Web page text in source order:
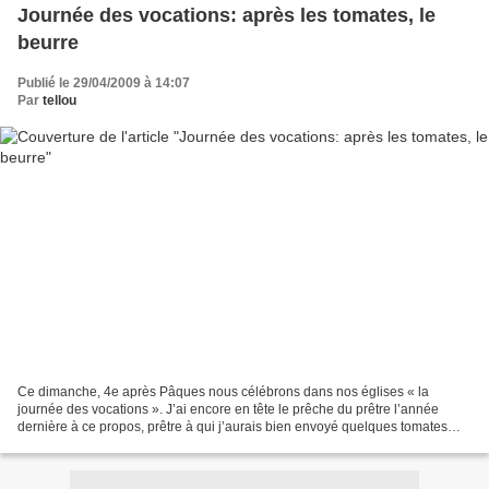
Journée des vocations: après les tomates, le
beurre
Publié le 29/04/2009 à 14:07
Par tellou
Ce dimanche, 4e après Pâques nous célébrons dans nos églises « la
journée des vocations ». J’ai encore en tête le prêche du prêtre l’année
dernière à ce propos, prêtre à qui j’aurais bien envoyé quelques tomates